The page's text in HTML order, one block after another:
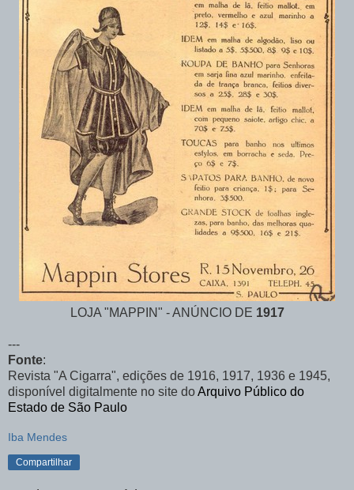
LOJA "MAPPIN" - ANÚNCIO DE 1917
---
Fonte:
Revista "A Cigarra", edições de 1916, 1917, 1936 e 1945,
disponível digitalmente no site doArquivo Público do
Estado de São Paulo
Iba Mendes
Compartilhar